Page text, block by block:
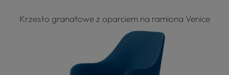
Krzesło granatowe z oparciem na ramiona Venice